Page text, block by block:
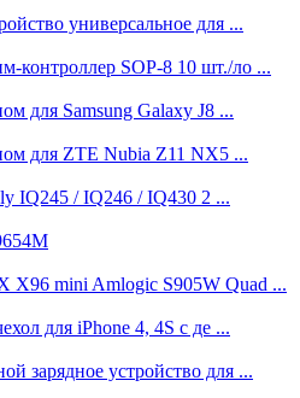
универсальное для ...
SOP-8 10 шт./ло ...
для Samsung Galaxy J8 ...
для ZTE Nubia Z11 NX5 ...
IQ245 / IQ246 / IQ430 2 ...
X96 mini Amlogic S905W Quad ...
для iPhone 4, 4S с де ...
зарядное устройство для ...